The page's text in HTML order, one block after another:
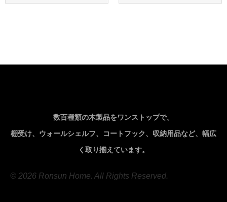
数百種類の木製品をワンストップで。
棚受け、ウォールシェルフ、コートフック、収納用品など、幅広
く取り揃えています。
© 2026 Ronsun Home. All Rights Reserved.